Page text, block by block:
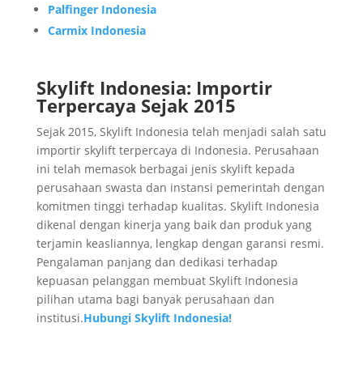
Palfinger Indonesia
Carmix Indonesia
Skylift Indonesia: Importir
Terpercaya Sejak 2015
Sejak 2015, Skylift Indonesia telah menjadi salah satu
importir skylift terpercaya di Indonesia. Perusahaan
ini telah memasok berbagai jenis skylift kepada
perusahaan swasta dan instansi pemerintah dengan
komitmen tinggi terhadap kualitas. Skylift Indonesia
dikenal dengan kinerja yang baik dan produk yang
terjamin keasliannya, lengkap dengan garansi resmi.
Pengalaman panjang dan dedikasi terhadap
kepuasan pelanggan membuat Skylift Indonesia
pilihan utama bagi banyak perusahaan dan
institusi.Hubungi Skylift Indonesia!